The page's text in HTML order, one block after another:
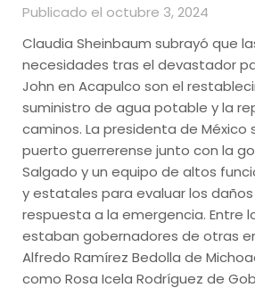
Publicado el octubre 3, 2024
Claudia Sheinbaum subrayó que
necesidades tras el devastador
John en Acapulco son el
suministro de agua potable y la
caminos. La presidenta de México
puerto guerrerense junto con la
Salgado y un equipo de altos
y estatales para evaluar los
respuesta a la emergencia. Entre
estaban gobernadores de otras
Alfredo Ramírez Bedolla de
como Rosa Icela Rodríguez de